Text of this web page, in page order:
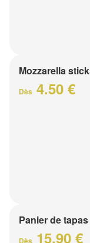
Mozzarella
Dès 4.50 €
Panier de tapas
Dès 15.90 €